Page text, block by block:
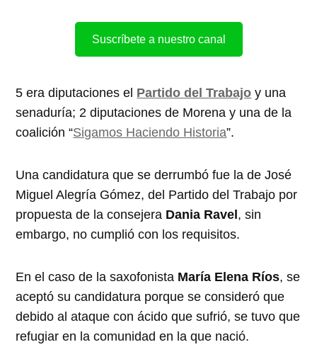
Suscríbete a nuestro canal
5 era diputaciones el Partido del Trabajo y una
senaduría; 2 diputaciones de Morena y una de la
coalición “Sigamos Haciendo Historia”.
Una candidatura que se derrumbó fue la de José
Miguel Alegría Gómez, del Partido del Trabajo por
propuesta de la consejera Dania Ravel, sin
embargo, no cumplió con los requisitos.
En el caso de la saxofonista María Elena Ríos, se
aceptó su candidatura porque se consideró que
debido al ataque con ácido que sufrió, se tuvo que
refugiar en la comunidad en la que nació.